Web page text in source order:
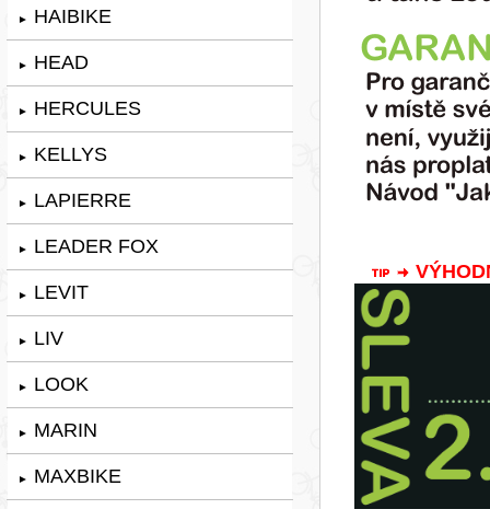
► HAIBIKE
► HEAD
► HERCULES
► KELLYS
► LAPIERRE
► LEADER FOX
► LEVIT
► LIV
► LOOK
► MARIN
► MAXBIKE